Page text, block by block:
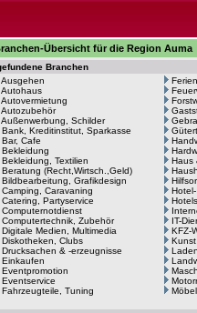
Übersicht für die Region Auma
Branchen
Ausgehen
Autohaus
Autovermietung
Autozubehör
Außenwerbung, Schilder
Bank, Kreditinstitut, Sparkasse
Bar, Cafe
Bekleidung
Bekleidung, Textilien
Beratung (Recht,Wirtsch.,Geld)
Bildbearbeitung, Grafikdesign
Camping, Caravaning
Catering, Partyservice
Computernotdienst
Computertechnik, Zubehör
Digitale Medien, Multimedia
Diskotheken, Clubs
Drucksachen & -erzeugnisse
Einkaufen
Eventpromotion
Eventservice
Fahrzeugteile, Tuning
Haus
IT-
KFZ-
Kunst